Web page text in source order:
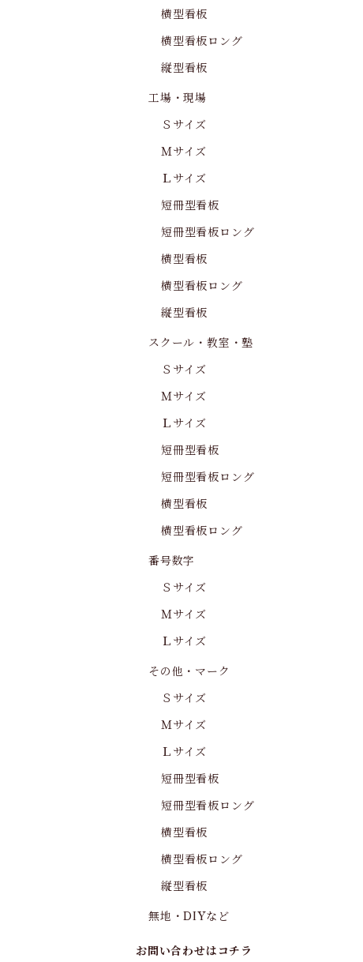
横型看板
横型看板ロング
縦型看板
工場・現場
Ｓサイズ
Ｍサイズ
Ｌサイズ
短冊型看板
短冊型看板ロング
横型看板
横型看板ロング
縦型看板
スクール・教室・塾
Ｓサイズ
Ｍサイズ
Ｌサイズ
短冊型看板
短冊型看板ロング
横型看板
横型看板ロング
番号数字
Ｓサイズ
Ｍサイズ
Ｌサイズ
その他・マーク
Ｓサイズ
Ｍサイズ
Ｌサイズ
短冊型看板
短冊型看板ロング
横型看板
横型看板ロング
縦型看板
無地・DIYなど
お問い合わせはコチラ